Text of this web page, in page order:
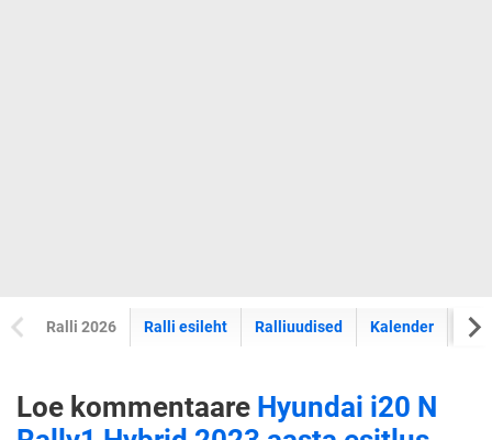
Ralli 2026 Ralli esileht Ralliuudised Kalender
Loe kommentaare Hyundai i20 N